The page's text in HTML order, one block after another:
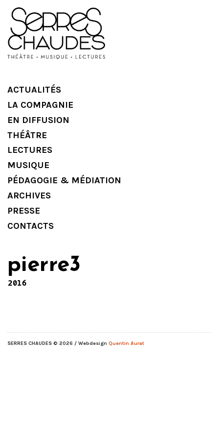
ACTUALITÉS
LA COMPAGNIE
EN DIFFUSION
THÉÂTRE
LECTURES
MUSIQUE
PÉDAGOGIE & MÉDIATION
ARCHIVES
PRESSE
CONTACTS
pierre3
2016
SERRES CHAUDES © 2026 / Webdesign Quentin Aurat